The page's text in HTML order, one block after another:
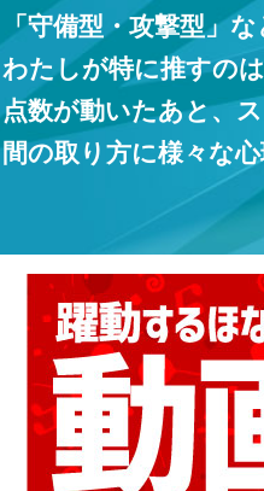
「守備型・攻撃型」
わたしが特に推すの
点数が動いたあと、
間の取り方に様々な